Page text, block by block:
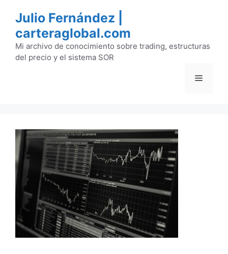
contenido
Julio Fernández |
carteraglobal.com
Mi archivo de conocimiento sobre trading, estructuras
del precio y el sistema SOR
Menú